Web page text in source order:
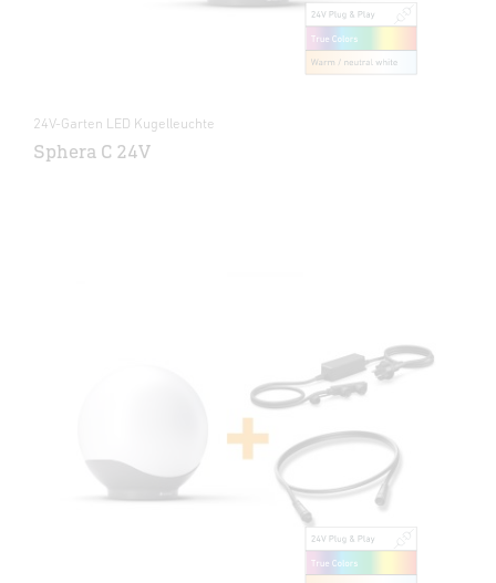
24V-Garten LED Kugelleuchte
Sphera C 24V